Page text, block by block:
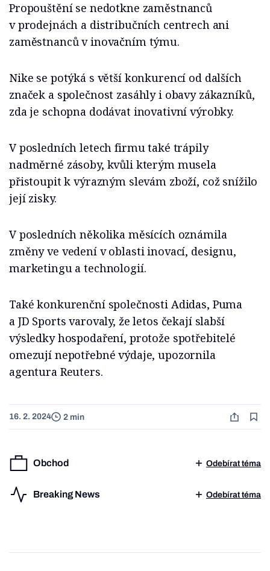
Propouštění se nedotkne zaměstnanců
v prodejnách a distribučních centrech ani
zaměstnanců v inovačním týmu.
Nike se potýká s větší konkurencí od dalších
značek a společnost zasáhly i obavy zákazníků,
zda je schopna dodávat inovativní výrobky.
V posledních letech firmu také trápily
nadměrné zásoby, kvůli kterým musela
přistoupit k výrazným slevám zboží, což snížilo
její zisky.
V posledních několika měsících oznámila
změny ve vedení v oblasti inovací, designu,
marketingu a technologií.
Také konkurenční společnosti Adidas, Puma
a JD Sports varovaly, že letos čekají slabší
výsledky hospodaření, protože spotřebitelé
omezují nepotřebné výdaje, upozornila
agentura Reuters.
16. 2. 2024 2 min
Obchod Odebírat téma
Breaking News Odebírat téma